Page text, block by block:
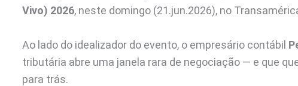
Vivo) 2026, neste domingo (21.jun.2026), no
Ao lado do idealizador do evento, o empresário contábil
tributária abre uma janela rara de negociação — e que
para trás.